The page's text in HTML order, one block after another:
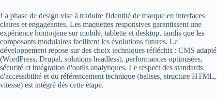
La phase de design vise à traduire l'identité de marque en interfaces
claires et engageantes. Les maquettes responsives garantissent une
expérience homogène sur mobile, tablette et desktop, tandis que les
composants modulaires facilitent les évolutions futures. Le
développement repose sur des choix techniques réfléchis : CMS adapté
(WordPress, Drupal, solutions headless), performances optimisées,
sécurité et intégration d'outils analytiques. Le respect des standards
d'accessibilité et du référencement technique (balises, structure HTML,
vitesse) est intégré dès cette étape.